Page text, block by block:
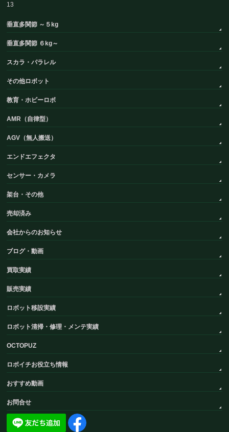
13
垂直多関節 ～５kg
垂直多関節 ６kg～
スカラ・パラレル
その他ロボット
教育・ホビーロボ
AMR（自律型）
AGV（無人搬送）
エンドエフェクタ
センサー・カメラ
架台・その他
売却済み
会社からのお知らせ
ブログ・動画
買取実績
販売実績
ロボット移設実績
ロボット清掃・修理・メンテ実績
OCTOPUZ
ロボイチお役立ち情報
おすすめ動画
お問合せ